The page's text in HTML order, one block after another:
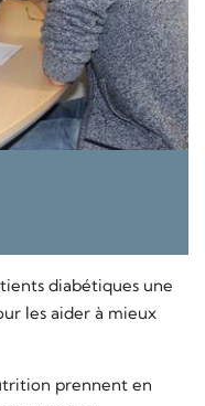
diabétiques une
les aider à mieux
prennent en